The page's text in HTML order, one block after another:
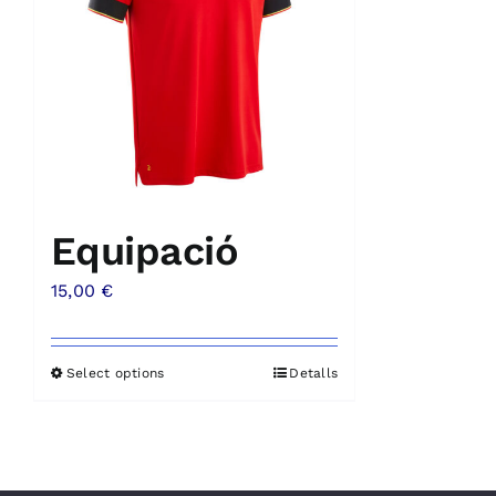
Equipació
15,00 €
Select options Detalls